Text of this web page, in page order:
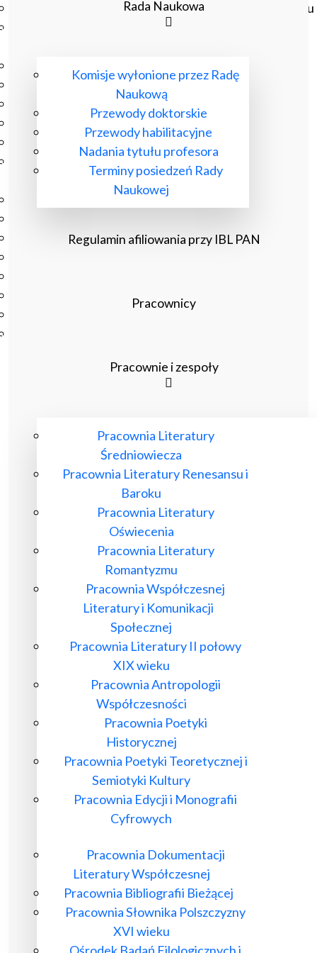
Czasopisma drukowane prenumerowane w 2026 roku
Czasopisma on-line prenumerowane w 2026 roku
Czasopisma
Biblioteka Pisarzy Staropolskich
Biblioteka Pisarzy Polskiego Oświecenia
Nowa Biblioteka Romantyczna
Otwarta Nauka – Publikacje
Dla Pracowników IBL
Zarządzenia Dyrektora IBL
Komunikaty Dyrekcji IBL
Rada Naukowa
Komisje wyłonione przez Radę
Naukową
Przewody doktorskie
Przewody habilitacyjne
Nadania tytułu profesora
Terminy posiedzeń Rady
Naukowej
Regulamin afiliowania przy IBL PAN
Pracownicy
Pracownie i zespoły
Pracownia Literatury
Średniowiecza
Pracownia Literatury Renesansu i
Baroku
Pracownia Literatury
Oświecenia
Pracownia Literatury
Romantyzmu
Pracownia Współczesnej
Literatury i Komunikacji
Społecznej
Pracownia Literatury II połowy
XIX wieku
Pracownia Antropologii
Współczesności
Pracownia Poetyki
Historycznej
Pracownia Poetyki Teoretycznej i
Semiotyki Kultury
Pracownia Edycji i Monografii
Cyfrowych
Pracownia Dokumentacji
Literatury Współczesnej
Pracownia Bibliografii Bieżącej
Pracownia Słownika Polszczyzny
XVI wieku